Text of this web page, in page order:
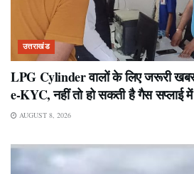
उत्तराखंड
LPG Cylinder वालों के लिए जरूरी
e-KYC, नहीं तो हो सकती है गैस सप्लाई में
AUGUST 8, 2026